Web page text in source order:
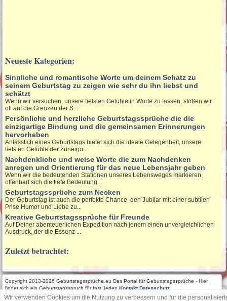
Neueste Kategorien:
Sinnliche und romantische Worte um deinem Schatz zu
seinem Geburtstag zu zeigen wie sehr du ihn liebst und
schätzt
Wenn wir versuchen, unsere tiefsten Gefühle in Worte zu fassen, stoßen wir
oft auf die Grenzen der S...
Persönliche und herzliche Geburtstagssprüche die die
einzigartige Bindung und die gemeinsamen Erinnerungen
hervorheben
Anlässlich eines Geburtstags bietet sich die ideale Gelegenheit, unsere
tiefsten Gefühle der Zuneigu...
Nachdenkliche und weise Worte die zum Nachdenken
anregen und Orientierung für das neue Lebensjahr geben
Wenn wir die bedeutenden Stationen unseres Lebensweges markieren,
offenbart sich die tiefe Bedeutung...
Geburtstagssprüche zum Necken
Der Geburtstag ist auch die perfekte Chance, den Jubilar mit einer subtilen
Prise Humor und Liebe zu...
Kreative Geburtstagssprüche für Freunde
Auf Deiner abenteuerlichen Expedition nach jenem einen unvergleichlichen
Ausdruck, der die Essenz ...
Zuletzt betrachtet:
Copyright 2013-2026 Geburtstagssprüche.eu Das Portal für Geburtstagssprüche - Hier
findet sich ein Geburtstagsspruch für fast JedenKontakt Datenschutz
Nutzungsbedingungen Impressum
Wir verwenden Cookies um die Nutzung zu verbessern und für die